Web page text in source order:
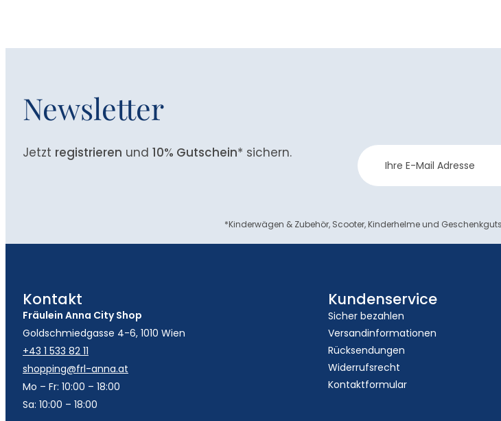
Newsletter
Jetzt registrieren und 10% Gutschein* sichern.
Newsletter
Anmeldung
*Kinderwägen & Zubehör, Scooter, Kinderhelme und
Kontakt
Fräulein Anna City Shop
Goldschmiedgasse 4-6, 1010 Wien
+43 1 533 82 11
shopping@frl-anna.at
Mo – Fr: 10:00 – 18:00
Sa: 10:00 – 18:00
Kundenservice
Sicher bezahlen
Versandinformationen
Rücksendungen
Widerrufsrecht
Kontaktformular